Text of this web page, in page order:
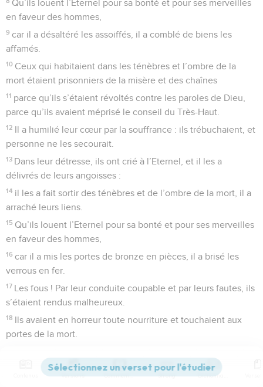
Qu’ils louent l’Eternel pour sa bonté et pour ses merveilles
en faveur des hommes,
9 car il a désaltéré les assoiffés, il a comblé de biens les
affamés.
10 Ceux qui habitaient dans les ténèbres et l’ombre de la
mort étaient prisonniers de la misère et des chaînes
11 parce qu’ils s’étaient révoltés contre les paroles de Dieu,
parce qu’ils avaient méprisé le conseil du Très-Haut.
12 Il a humilié leur cœur par la souffrance : ils trébuchaient, et
personne ne les secourait.
13 Dans leur détresse, ils ont crié à l’Eternel, et il les a
délivrés de leurs angoisses :
14 il les a fait sortir des ténèbres et de l’ombre de la mort, il a
arraché leurs liens.
15 Qu’ils louent l’Eternel pour sa bonté et pour ses merveilles
en faveur des hommes,
16 car il a mis les portes de bronze en pièces, il a brisé les
verrous en fer.
17 Les fous ! Par leur conduite coupable et par leurs fautes, ils
s’étaient rendus malheureux.
18 Ils avaient en horreur toute nourriture et touchaient aux
portes de la mort.
délivrés de leurs angoisses :
Versions Commentaires Strong